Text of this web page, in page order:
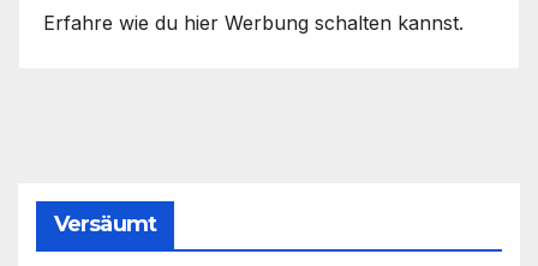
Erfahre wie du hier Werbung schalten kannst.
Versäumt